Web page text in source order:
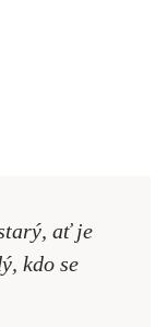
ať je
kdo se